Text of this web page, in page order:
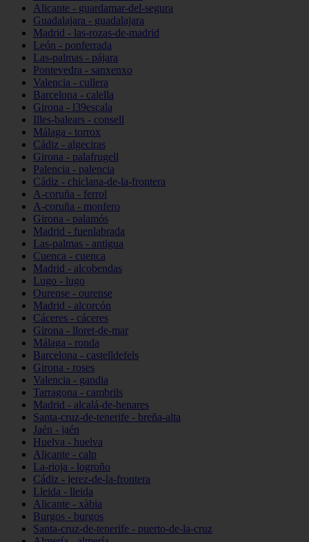
Alicante - guardamar-del-segura
Guadalajara - guadalajara
Madrid - las-rozas-de-madrid
León - ponferrada
Las-palmas - pájara
Pontevedra - sanxenxo
Valencia - cullera
Barcelona - calella
Girona - l39escala
Illes-balears - consell
Málaga - torrox
Cádiz - algeciras
Girona - palafrugell
Palencia - palencia
Cádiz - chiclana-de-la-frontera
A-coruña - ferrol
A-coruña - monfero
Girona - palamós
Madrid - fuenlabrada
Las-palmas - antigua
Cuenca - cuenca
Madrid - alcobendas
Lugo - lugo
Ourense - ourense
Madrid - alcorcón
Cáceres - cáceres
Girona - lloret-de-mar
Málaga - ronda
Barcelona - castelldefels
Girona - roses
Valencia - gandia
Tarragona - cambrils
Madrid - alcalá-de-henares
Santa-cruz-de-tenerife - breña-alta
Jaén - jaén
Huelva - huelva
Alicante - calp
La-rioja - logroño
Cádiz - jerez-de-la-frontera
Lleida - lleida
Alicante - xàbia
Burgos - burgos
Santa-cruz-de-tenerife - puerto-de-la-cruz